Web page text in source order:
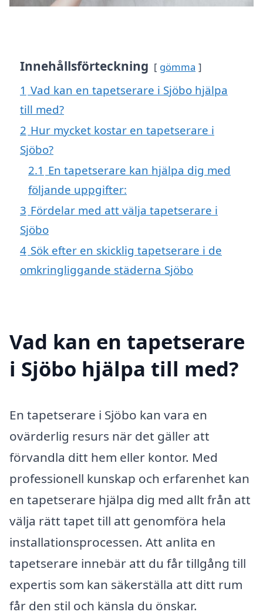
Innehållsförteckning gömma
1 Vad kan en tapetserare i Sjöbo hjälpa
till med?
2 Hur mycket kostar en tapetserare i
Sjöbo?
2.1 En tapetserare kan hjälpa dig med
följande uppgifter:
3 Fördelar med att välja tapetserare i
Sjöbo
4 Sök efter en skicklig tapetserare i de
omkringliggande städerna Sjöbo
Vad kan en tapetserare
i Sjöbo hjälpa till med?
En tapetserare i Sjöbo kan vara en
ovärderlig resurs när det gäller att
förvandla ditt hem eller kontor. Med
professionell kunskap och erfarenhet kan
en tapetserare hjälpa dig med allt från att
välja rätt tapet till att genomföra hela
installationsprocessen. Att anlita en
tapetserare innebär att du får tillgång till
expertis som kan säkerställa att ditt rum
får den stil och känsla du önskar.